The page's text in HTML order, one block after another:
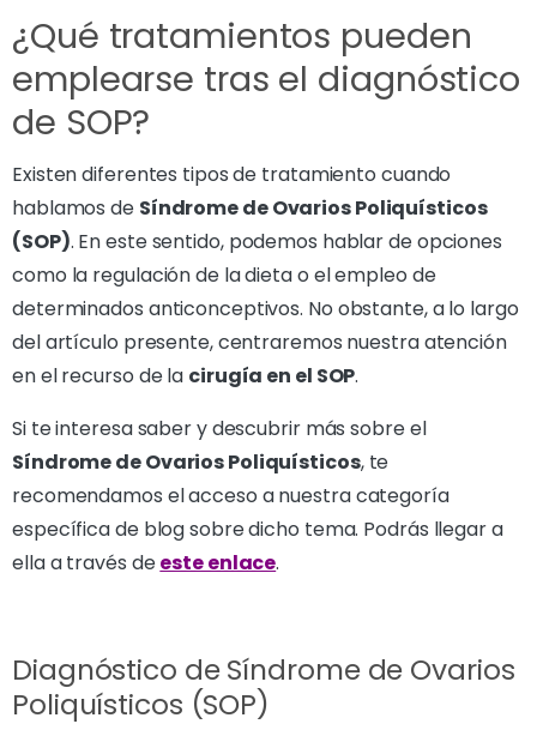
¿Qué tratamientos pueden
emplearse tras el diagnóstico
de SOP?
Existen diferentes tipos de tratamiento cuando
hablamos de Síndrome de Ovarios Poliquísticos
(SOP). En este sentido, podemos hablar de opciones
como la regulación de la dieta o el empleo de
determinados anticonceptivos. No obstante, a lo largo
del artículo presente, centraremos nuestra atención
en el recurso de la cirugía en el SOP.
Si te interesa saber y descubrir más sobre el
Síndrome de Ovarios Poliquísticos, te
recomendamos el acceso a nuestra categoría
específica de blog sobre dicho tema. Podrás llegar a
ella a través deeste enlace.
Diagnóstico de Síndrome de Ovarios
Poliquísticos (SOP)